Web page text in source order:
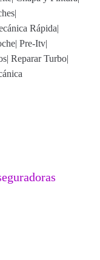
|
Rápida|
| Pre-Itv|
| Reparar Turbo|